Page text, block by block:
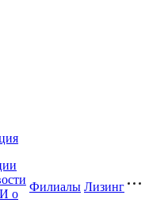
о
Филиалы Лизинг